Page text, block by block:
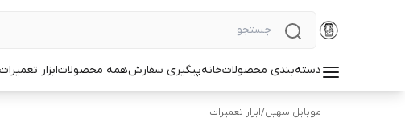
دسته‌بندی محصولاتخانهپیگیری سفارشهمه محصولاتابزار تعمیرات
موبایل سهیل/ابزار تعمیرات